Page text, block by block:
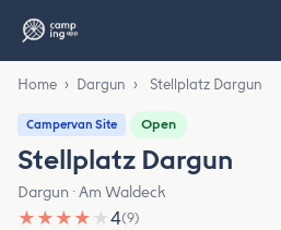
Home › Dargun › Stellplatz Dargun
Campervan Site Open
Stellplatz Dargun
Dargun · Am Waldeck
★ ★ ★ ★ ★4(9)